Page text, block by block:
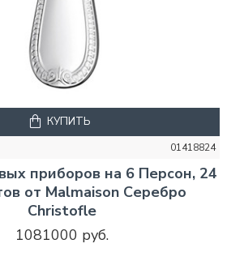
01418824
приборов на 6 Персон, 24
от Malmaison Серебро
Christofle
1081000 руб.
КУПИТЬ